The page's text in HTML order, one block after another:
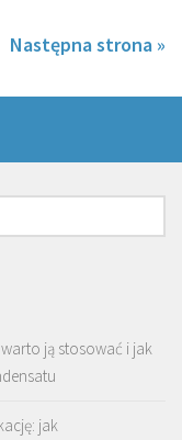
Następna strona »
ją stosować i jak
jak